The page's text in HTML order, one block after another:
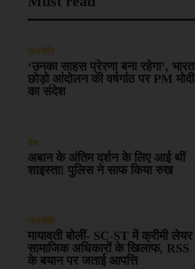
राजनीति
‘उनका साहस प्रेरणा बना रहेगा’, भारत
छोड़ो आंदोलन की वर्षगांठ पर PM मोदी
का संदेश
देश
अबान के अंतिम दर्शन के लिए आई थीं
शाइस्ता! पुलिस ने साफ किया रुख
राजनीति
मायावती बोलीं- SC-ST में क्रीमी लेयर
सामाजिक अधिकारों के खिलाफ, RSS
के बयान पर जताई आपत्ति